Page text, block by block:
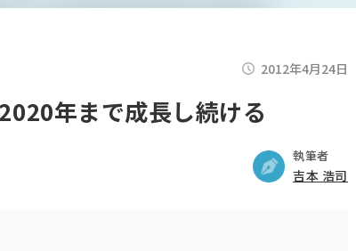
2012年4月24日
年まで成長し続ける
執筆者
吉本 浩司